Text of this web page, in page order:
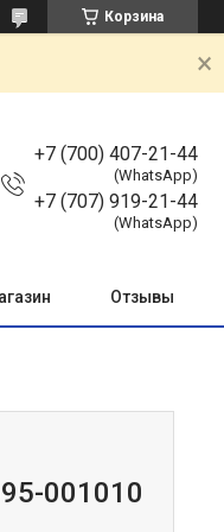
Корзина
+7 (700) 407-21-44
(WhatsApp)
+7 (707) 919-21-44
(WhatsApp)
Отзывы
001010